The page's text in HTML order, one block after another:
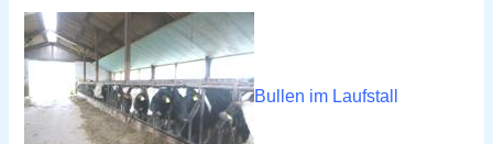
Bullen im Laufstall